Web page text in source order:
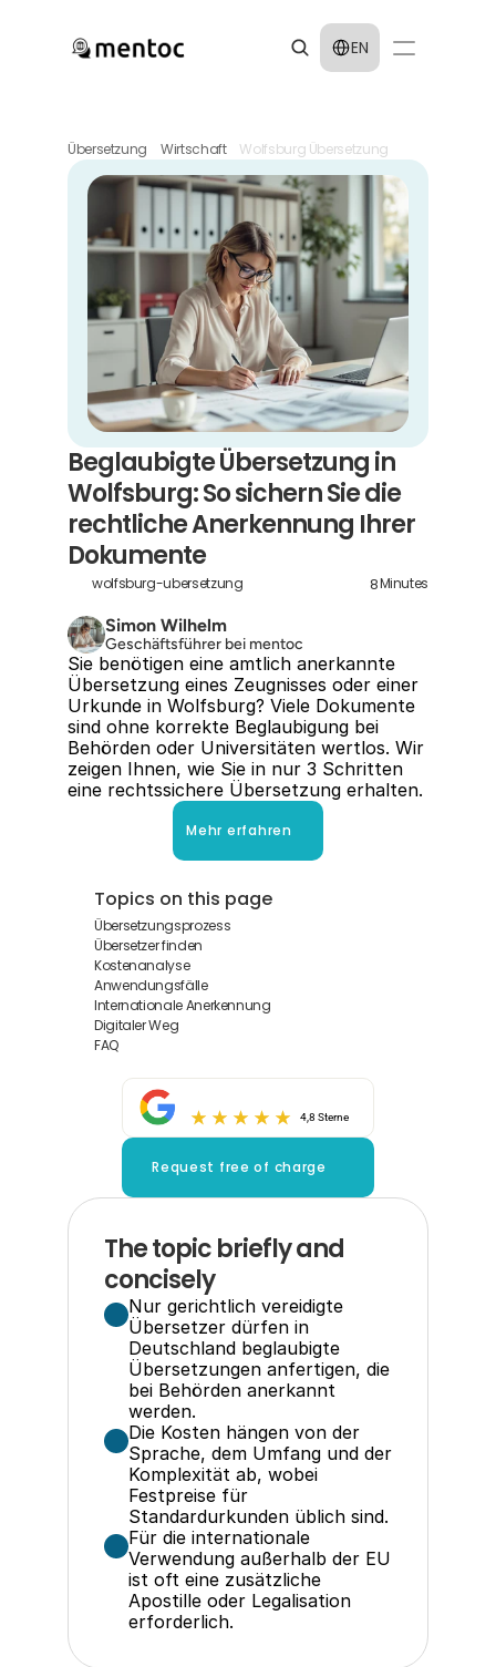
Select Language
EN
Übersetzung Wirtschaft Wolfsburg Übersetzung
Beglaubigte Übersetzung in
Wolfsburg: So sichern Sie die
rechtliche Anerkennung Ihrer
Dokumente
wolfsburg-ubersetzung 8Minutes
Simon Wilhelm
Geschäftsführer bei mentoc
Sie benötigen eine amtlich anerkannte
Übersetzung eines Zeugnisses oder einer
Urkunde in Wolfsburg? Viele Dokumente
sind ohne korrekte Beglaubigung bei
Behörden oder Universitäten wertlos. Wir
zeigen Ihnen, wie Sie in nur 3 Schritten
eine rechtssichere Übersetzung erhalten.
Mehr erfahren
Topics on this page
Übersetzungsprozess
Übersetzer finden
Kostenanalyse
Anwendungsfälle
Internationale Anerkennung
Digitaler Weg
FAQ
4,8 Sterne
Request free of charge
The topic briefly and
concisely
Nur gerichtlich vereidigte
Übersetzer dürfen in
Deutschland beglaubigte
Übersetzungen anfertigen, die
bei Behörden anerkannt
werden.
Die Kosten hängen von der
Sprache, dem Umfang und der
Komplexität ab, wobei
Festpreise für
Standardurkunden üblich sind.
Für die internationale
Verwendung außerhalb der EU
ist oft eine zusätzliche
Apostille oder Legalisation
erforderlich.